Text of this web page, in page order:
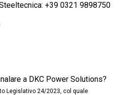
+39 0321 9898750
a DKC Power Solutions?
Legislativo 24/2023, col quale